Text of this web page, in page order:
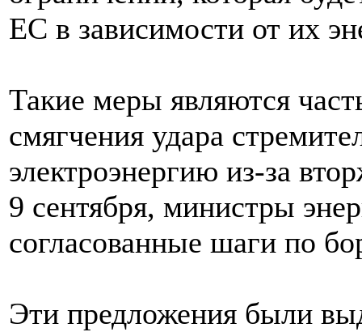
ЕС в зависимости от их
Такие меры являются
смягчения удара
электроэнергию из-за
9 сентября, министры
согласованные шаги по
Эти предложения были